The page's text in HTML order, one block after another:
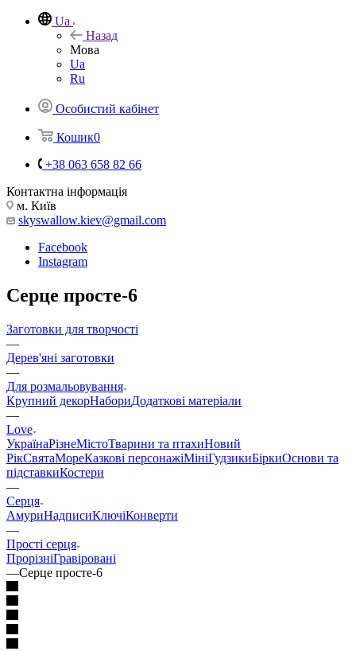
Ua
Назад
Мова
Ua
Ru
Особистий кабінет
Кошик0
+38 063 658 82 66
Контактна інформація
м. Київ
skyswallow.kiev@gmail.com
Facebook
Instagram
Серце просте-6
Заготовки для творчості
—
Дерев'яні заготовки
—
Для розмальовування
Крупний декорНабориДодаткові матеріали
—
Love
УкраїнаРізнеМістоТварини та птахиНовий
РікСвятаМореКазкові персонажіМініГудзикиБіркиОснови та
підставкиКостери
—
Серця
АмуриНадписиКлючіКонверти
—
Прості серця
ПрорізніГравіровані
—Серце просте-6